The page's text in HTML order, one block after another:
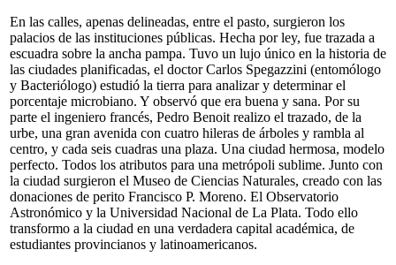
En las calles, apenas delineadas, entre el pasto, surgieron los
palacios de las instituciones públicas. Hecha por ley, fue trazada a
escuadra sobre la ancha pampa. Tuvo un lujo único en la historia de
las ciudades planificadas, el doctor Carlos Spegazzini (entomólogo
y Bacteriólogo) estudió la tierra para analizar y determinar el
porcentaje microbiano. Y observó que era buena y sana. Por su
parte el ingeniero francés, Pedro Benoit realizo el trazado, de la
urbe, una gran avenida con cuatro hileras de árboles y rambla al
centro, y cada seis cuadras una plaza. Una ciudad hermosa, modelo
perfecto. Todos los atributos para una metrópoli sublime. Junto con
la ciudad surgieron el Museo de Ciencias Naturales, creado con las
donaciones de perito Francisco P. Moreno. El Observatorio
Astronómico y la Universidad Nacional de La Plata. Todo ello
transformo a la ciudad en una verdadera capital académica, de
estudiantes provincianos y latinoamericanos.